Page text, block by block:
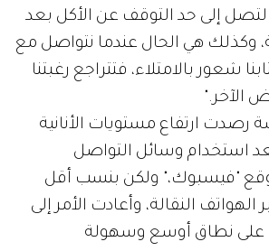
لتصل إلى حد التوقف عن الأكل بعد
وكذلك هي الحال عندما نتواصل مع
شعور بالامتلاء، فتتراجع رغبتنا
الآخر."
رصدت ارتفاع مستويات الأنانية
استخدام وسائل التواصل
"فيسبوك،" ولكن بنسب أقل
الهواتف النقالة، وأعادت الأمر إلى
على نطاق أوسع وسهولة